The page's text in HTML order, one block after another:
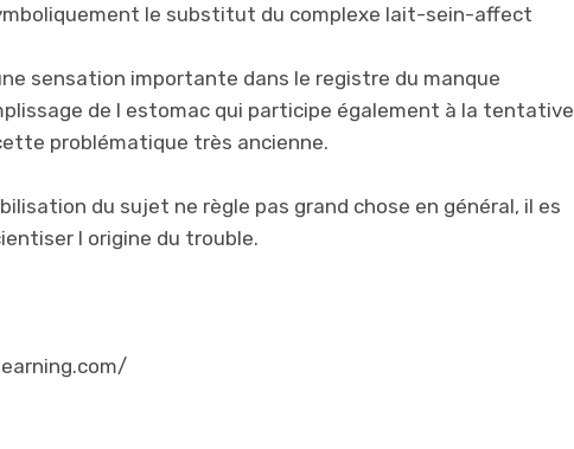
le substitut du complexe lait-sein-affect
sensation importante dans le registre du manque
de l estomac qui participe également à la tentative
problématique très ancienne.
du sujet ne règle pas grand chose en général, il es
l origine du trouble.